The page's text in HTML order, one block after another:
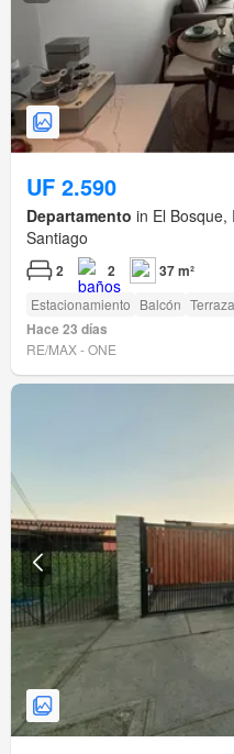
UF 2.590
Departamento in El
Santiago
2 2 37 m²
Estacionamiento Balcón Terraza
Hace 23 días
RE/MAX - ONE